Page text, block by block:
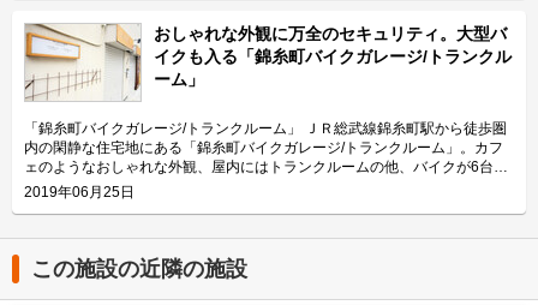
おります。尚、手洗い水道や水洗トイレも設置するなど、お客様により快適
にご利用頂けるよう工夫しています。庫内から直接荷物を搬入できるよう車
付のしやすい敷地ですので、建築業者さんなどの荷物の運搬が必要なお客様
にも便利にご活用頂けます。 費用や契約について教えてください。 「マリ
ンボックスガレージ一之宮5丁目店」の収納スペースは全部で4種類あり、
込）まで幅広くご用意しています。初期費用として契約事務手数料（月額賃
料の1ヶ月分）が掛かります。その他費用として月々の管理費と保証委託料
（月額1,350円（税込））が掛かります。見学の希望や詳細のお問い合わせ
につきましては、LIFULLトランクルームから電話やメールにてご連絡頂け
ます。 編集後記 コンテナの広さもさることながら天井高も特徴的な「マリ
ゲットにしているというお話も聞くことができた。また、そのターゲットに
くご利用いただいております。季節物の洋服や布団、家具家電などの保管場
所としてご利用頂いているケースが目立ちます。周辺に点在している病院ス
タッフによる書類管理などの用途もございます。また、目の前の道を南下す
るとすぐに江の島の海に到着する立地ですので、サーフボードやウェットス
ーツなどのレジャー用品の収納にもお役立ていただいております。 セキュ
リティや安全面について教えてください。 「マリンボックス本鵠沼店」で
は、お客様の大切な荷物を責任をもってお預かりするために、警備保障会社
と契約しております。また、24時間安全・快適に荷物の収納をして頂ける
よう各部屋に専用錠を取り付けていて、入口にもセコムのカードキーを設置
しています。また、施設内には防犯カメラがあり、録画も行っておりますの
で、より安心してご利用頂けます。安全面だけでなく、荷物をお預かりする
環境にも気を配っており、通年温度管理ができる空調設備のほか、湿度管理
の為の換気設備を導入しておりますので、ウェットスーツから衣類や布団、
木製の製品まで様々な物をお預かり頂けます。 費用や契約について教えて
ください。 ご利用金額の価格帯は月額3,660円~40,530円（税込）で、広さ
向、会社の想いなどをご紹介します。 両国亀沢トランクルームの特徴を教
えてください。 セキュリティ面も万全で、駅から徒歩3分かつ高架下なので
頑丈な作りのトランクルームです。最新設備を導入するなど安全面は特に気
を使っています。 隣はコンビニエンスストアなので場所がわかりやすく、
自転車置き場も隣にあります。駐車場はありませんが、トランクルームの前
に車を横付けし、荷物を下ろしたらそのまま直進できるため、荷物の出し入
れには便利な立地です。お部屋サイズは、0.52帖～3.65帖の34種類、48の
お部屋をご用意し幅広い用途にご利用いただけます。 主にどんな方がご利
用されているのでしょうか？ 近隣の住宅にお住いの個人の方がメインユー
ザーになります。両国駅周辺は飲食店などが立ち並んでいますが、少し路地
を入れば一般のご家庭やマンションも多くあるため、ご家族や一人暮らしの
方も利用されています。用途としては、主に家財や季節によって変わる衣類
を保管する場所としてご利用されている方が多い傾向で、一番大きい3.65帖
タイプには机や椅子など大型の荷物も入れることができます。 セキュリテ
ィや安全面について教えてください。 マリンボックスが提供するトランク
おしゃれな外観に万全のセキュリティ。大型バ
イクも入る「錦糸町バイクガレージ/トランクル
ーム」
「錦糸町バイクガレージ/トランクルーム」 ＪＲ総武線錦糸町駅から徒歩圏
内の閑静な住宅地にある「錦糸町バイクガレージ/トランクルーム」。カフ
ェのようなおしゃれな外観、屋内にはトランクルームの他、バイクが6台入
るスペースがあり、大切なバイクを安心して保管することができます。 運
営会社は、30年以上前からトランクルーム事業を運営する株式会社マリン
万全のセキュリティを備えており、お客様に寄り添った親切なサポートをし
ているのも同社の特徴です。 今回は、そんな「錦糸町バイクガレージ/トラ
ンクルーム」の利用ユーザーや用途の傾向、会社の想いなども合わせてご紹
介します。 錦糸町バイクガレージ/トランクルームの特徴を教えてくださ
2019年06月25日
この施設の近隣の施設